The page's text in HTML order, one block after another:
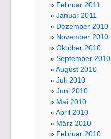
Februar 2011
Januar 2011
Dezember 2010
November 2010
Oktober 2010
September 2010
August 2010
Juli 2010
Juni 2010
Mai 2010
April 2010
März 2010
Februar 2010